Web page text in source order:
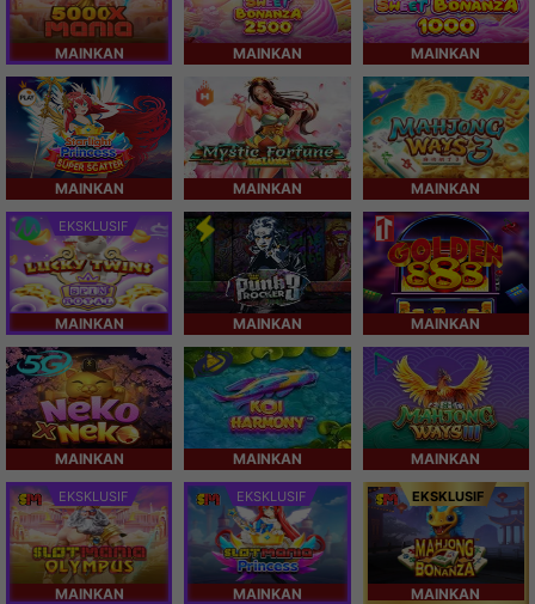
MAINKAN MAINKAN MAINKAN
MAINKAN MAINKAN MAINKAN
EKSKLUSIF
MAINKAN MAINKAN MAINKAN
MAINKAN MAINKAN MAINKAN
EKSKLUSIF
MAINKAN
EKSKLUSIF
MAINKAN
EKSKLUSIF
MAINKAN